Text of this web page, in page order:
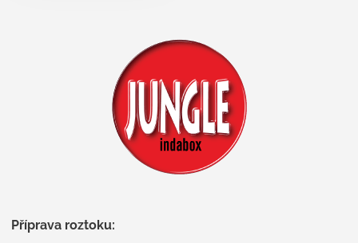
d
c
í
p
r
v
k
y
Příprava roztoku: